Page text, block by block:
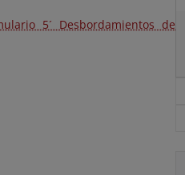
5´ Desbordamientos de